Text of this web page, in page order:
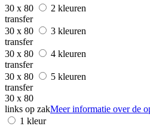
30 x 80
2 kleuren
transfer
30 x 80
3 kleuren
transfer
30 x 80
4 kleuren
transfer
30 x 80
5 kleuren
transfer
30 x 80
links op zakMeer informatie over de
1 kleur